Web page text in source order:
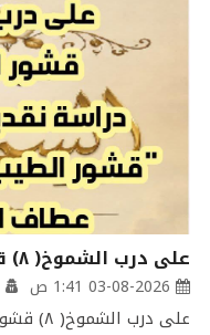
على درب الشموخ( ٨) قشورُ الطِّيب
03-08-2026 1:41 ص
على درب الشموخ( ٨) قشورُ الطِّيب